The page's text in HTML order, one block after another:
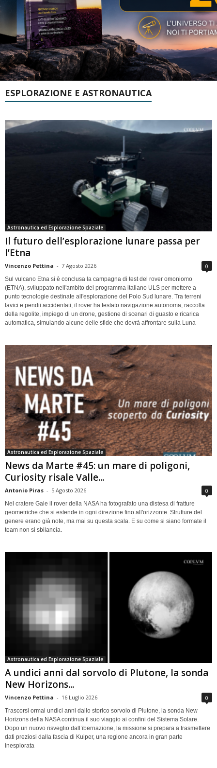
ESPLORAZIONE E ASTRONAUTICA
Astronautica ed Esplorazione Spaziale
Il futuro dell’esplorazione lunare passa per
l’Etna
Vincenzo Pettina - 7 Agosto 2026 0
Sul vulcano Etna si è conclusa la campagna di test del rover omoniomo
(ETNA), sviluppato nell'ambito del programma italiano ULS per mettere a
punto tecnologie destinate all'esplorazione del Polo Sud lunare. Tra terreni
lavici e pendii accidentati, il rover ha testato navigazione autonoma, raccolta
della regolite, impiego di un drone, gestione di scenari di guasto e ricarica
automatica, simulando alcune delle sfide che dovrà affrontare sulla Luna
Astronautica ed Esplorazione Spaziale
News da Marte #45: un mare di poligoni,
Curiosity risale Valle...
Antonio Piras - 5 Agosto 2026 0
Nel cratere Gale il rover della NASA ha fotografato una distesa di fratture
geometriche che si estende in ogni direzione fino all'orizzonte. Strutture del
genere erano già note, ma mai su questa scala. E su come si siano formate il
team non si sbilancia.
Astronautica ed Esplorazione Spaziale
A undici anni dal sorvolo di Plutone, la sonda
New Horizons...
Vincenzo Pettina - 16 Luglio 2026 0
Trascorsi ormai undici anni dallo storico sorvolo di Plutone, la sonda New
Horizons della NASA continua il suo viaggio ai confini del Sistema Solare.
Dopo un nuovo risveglio dall’ibernazione, la missione si prepara a trasmettere
dati preziosi dalla fascia di Kuiper, una regione ancora in gran parte
inesplorata